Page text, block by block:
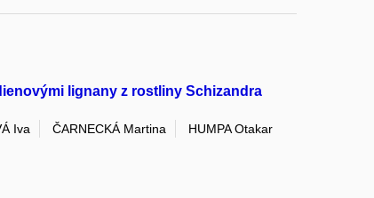
lignany z rostliny Schizandra
Iva ČARNECKÁ Martina
HUMPA Otakar